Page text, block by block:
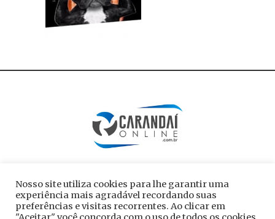
Nosso site utiliza cookies para lhe garantir uma
experiência mais agradável recordando suas
preferências e visitas recorrentes. Ao clicar em